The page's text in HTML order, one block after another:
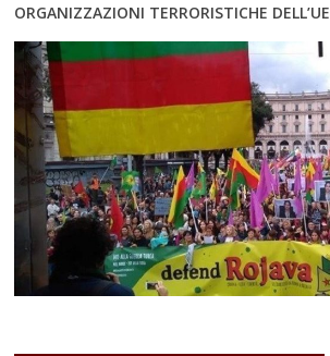
ORGANIZZAZIONI TERRORISTICHE DELL’UE